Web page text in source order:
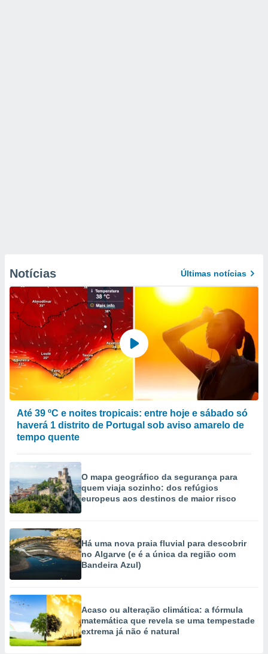
Notícias Últimas notícias
Até 39 ºC e noites tropicais: entre hoje e sábado só
haverá 1 distrito de Portugal sob aviso amarelo de
tempo quente
O mapa geográfico da segurança para
quem viaja sozinho: dos refúgios
europeus aos destinos de maior risco
Há uma nova praia fluvial para descobrir
no Algarve (e é a única da região com
Bandeira Azul)
Acaso ou alteração climática: a fórmula
matemática que revela se uma tempestade
extrema já não é natural